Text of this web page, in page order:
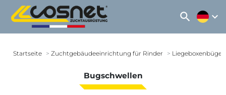
search expand_more
Startseite Zuchtgebäudeeinrichtung für Rinder Liegeboxenbügel
Bugschwellen